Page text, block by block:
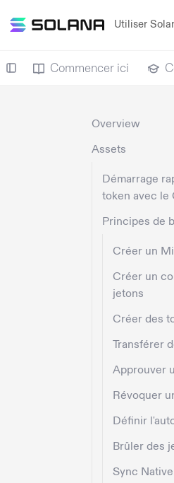
Utiliser
Commencer ici
Overview
Assets
Démarrage
token avec le
Principes de
Créer un
Créer un
jetons
Créer des
Transférer
Approuver
Révoquer
Définir
Brûler des
Sync Native